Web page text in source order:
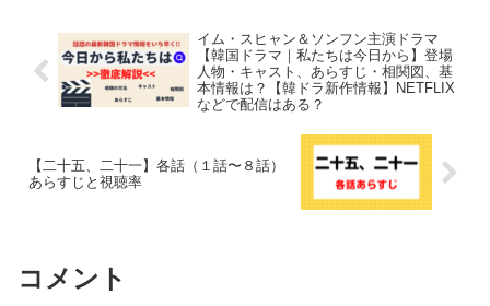
イム・スヒャン＆ソンフン主演ドラマ
【韓国ドラマ｜私たちは今日から】登場
人物・キャスト、あらすじ・相関図、基
本情報は？【韓ドラ新作情報】NETFLIX
などで配信はある？
【二十五、二十一】各話（１話〜８話）
あらすじと視聴率
コメント